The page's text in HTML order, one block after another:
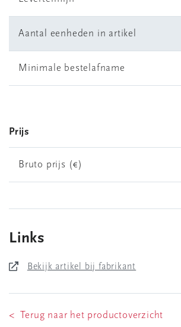
Aantal eenheden in artikel
Minimale bestelafname
Prijs
Bruto prijs (€)
Links
Bekijk artikel bij fabrikant
< Terug naar het productoverzicht